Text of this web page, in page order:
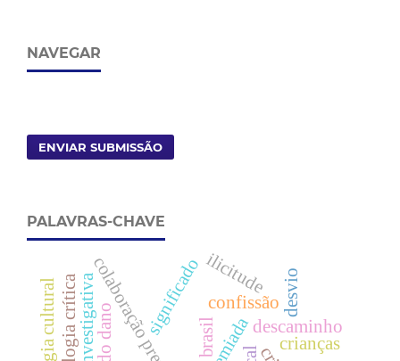
NAVEGAR
ENVIAR SUBMISSÃO
PALAVRAS-CHAVE
colaboração premiada confissão
descaminho
desvio
significadobrasil
ilicitude
crianças